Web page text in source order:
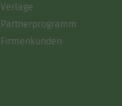
Verlage
Partnerprogramm
Firmenkunden